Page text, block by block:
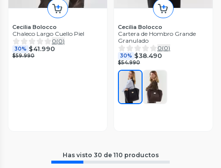
Cecilia Bolocco
Chaleco Largo Cuello Piel
0(0)
30% $41.990
$59.990
Cecilia Bolocco
Cartera de Hombro Grande
Granulado
0(0)
30% $38.490
$54.990
Has visto 30 de 110 productos